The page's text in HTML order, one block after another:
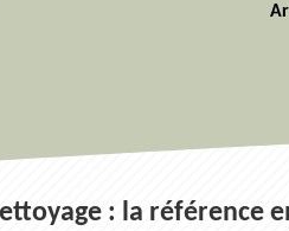
: la référence